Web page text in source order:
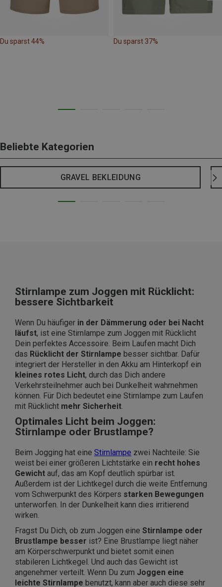
Du sparst 44% Du sparst 37%
Beliebte Kategorien
GRAVEL BEKLEIDUNG
Stirnlampe zum Joggen mit Rücklicht:
bessere Sichtbarkeit
Wenn Du häufiger in der Dämmerung oder bei Nacht
läufst, ist eine Stirnlampe zum Joggen mit Rücklicht
Dein perfektes Accessoire. Beim Laufen macht Dich
das Rücklicht der Stirnlampe besser sichtbar. Dafür
integriert der Hersteller in den Akku am Hinterkopf ein
kleines rotes Licht, durch das Dich andere
Verkehrsteilnehmer auch bei Dunkelheit wahrnehmen
können. Für Dich bedeutet eine Stirnlampe zum Laufen
mit Rücklicht mehr Sicherheit.
Optimales Licht beim Joggen:
Stirnlampe oder Brustlampe?
Beim Jogging hat eine Stirnlampe zwei Nachteile: Sie
weist bei einer größeren Lichtstärke ein recht hohes
Gewicht auf, das am Kopf deutlich spürbar ist.
Außerdem ist der Lichtkegel durch die weite Entfernung
vom Schwerpunkt des Körpers starken Bewegungen
unterworfen. In der Dunkelheit kann dies irritierend
wirken.
Fragst Du Dich, ob zum Joggen eine Stirnlampe oder
Brustlampe besser ist? Eine Brustlampe liegt näher
am Körperschwerpunkt und bietet somit einen
stabileren Lichtkegel. Und auch das Gewicht ist
angenehmer verteilt. Wenn Du zum Joggen eine
leichte Stirnlampe benutzt, kann aber auch diese sehr